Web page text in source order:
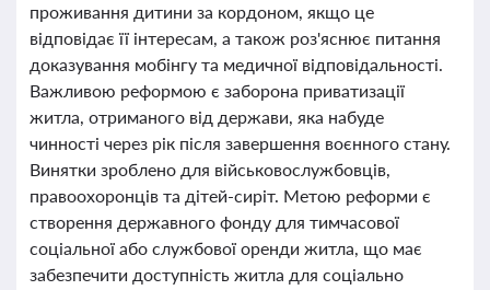
проживання дитини за кордоном, якщо це
відповідає її інтересам, а також роз'яснює питання
доказування мобінгу та медичної відповідальності.
Важливою реформою є заборона приватизації
житла, отриманого від держави, яка набуде
чинності через рік після завершення воєнного стану.
Винятки зроблено для військовослужбовців,
правоохоронців та дітей-сиріт. Метою реформи є
створення державного фонду для тимчасової
соціальної або службової оренди житла, що має
забезпечити доступність житла для соціально